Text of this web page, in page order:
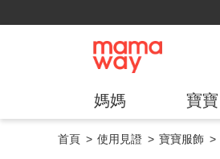
媽媽 寶寶
首頁 使用見證 寶寶服飾